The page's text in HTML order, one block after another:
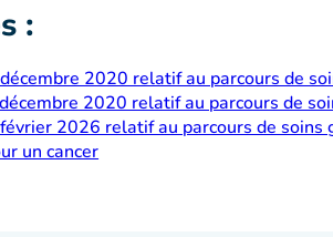
:
2020 relatif au parcours de
2020 relatif au parcours de
2026 relatif au parcours de
un cancer